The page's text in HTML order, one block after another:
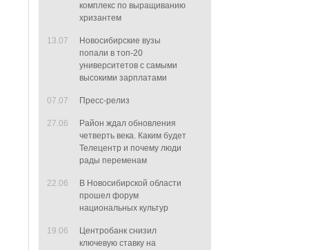
комплекс по выращиванию
хризантем
13.07
Новосибирские вузы
попали в топ-20
университетов с самыми
высокими зарплатами
07.07 Пресс-релиз
27.06
Район ждал обновления
четверть века. Каким будет
Телецентр и почему люди
рады переменам
22.06
В Новосибирской области
прошел форум
национальных культур
19.06
Центробанк снизил
ключевую ставку на